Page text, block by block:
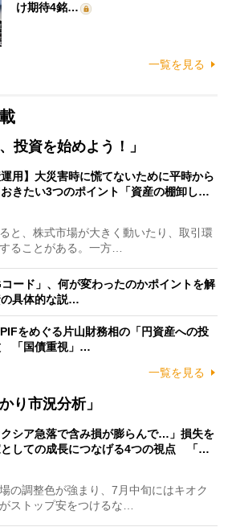
け期待4銘…
一覧を見る
投資を始めよう！」
運用】大災害時に慌てないために平時から
きたい3つのポイント「資産の棚卸し…
と、株式市場が大きく動いたり、取引環
ることがある。一方…
ード」、何が変わったのかポイントを解
具体的な説…
をめぐる片山財務相の「円資産への投
「国債重視」…
一覧を見る
り市況分析」
クシア急落で含み損が膨らんで…」損失を
しての成長につなげる4つの視点 「…
の調整色が強まり、7月中旬にはキオク
ストップ安をつけるな…